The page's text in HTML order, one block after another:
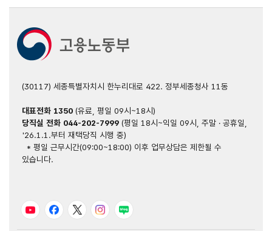
(30117) 세종특별자치시 한누리대로 422. 정부세종청사 11동
대표전화 1350(유료, 평일 09시~18시)
당직실 전화 044-202-7999(평일 18시~익일 09시, 주말 · 공휴일,
'26.1.1.부터 재택당직 시행 중)
* 평일 근무시간(09:00~18:00) 이후 업무상담은 제한될 수
있습니다.
유튜브 페이스북트위터 인스타그램
블로그